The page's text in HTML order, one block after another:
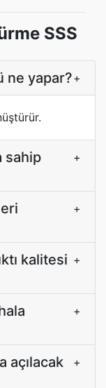
SSS
ne yapar?+
sahip
+
+
kalitesi +
+
açılacak
+